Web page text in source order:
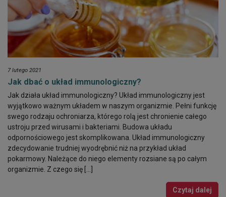
7 lutego 2021
Jak dbać o układ immunologiczny?
Jak działa układ immunologiczny? Układ immunologiczny jest
wyjątkowo ważnym układem w naszym organizmie. Pełni funkcję
swego rodzaju ochroniarza, którego rolą jest chronienie całego
ustroju przed wirusami i bakteriami. Budowa układu
odpornościowego jest skomplikowana. Układ immunologiczny
zdecydowanie trudniej wyodrębnić niż na przykład układ
pokarmowy. Należące do niego elementy rozsiane są po całym
organizmie. Z czego się […]
Czytaj dalej